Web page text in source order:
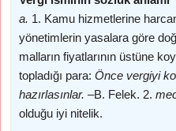
a. 1. Kamu hizmetlerine
yönetimlerin yasalara göre
malların fiyatlarının üstüne
topladığı para: Önce vergiyi
hazırlasınlar. –B. Felek. 2.
olduğu iyi nitelik.